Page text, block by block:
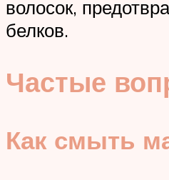
волосок,
белков.
Частые
Как смыть